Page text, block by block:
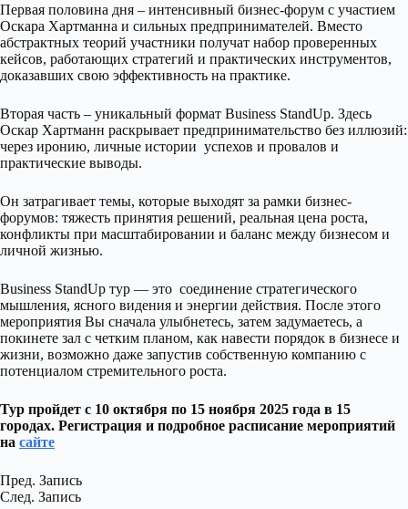
Первая половина дня – интенсивный бизнес-форум с участием
Оскара Хартманна и сильных предпринимателей. Вместо
абстрактных теорий участники получат набор проверенных
кейсов, работающих стратегий и практических инструментов,
доказавших свою эффективность на практике.
Вторая часть – уникальный формат Business StandUp. Здесь
Оскар Хартманн раскрывает предпринимательство без иллюзий:
через иронию, личные истории успехов и провалов и
практические выводы.
Он затрагивает темы, которые выходят за рамки бизнес-
форумов: тяжесть принятия решений, реальная цена роста,
конфликты при масштабировании и баланс между бизнесом и
личной жизнью.
Business StandUp тур — это соединение стратегического
мышления, ясного видения и энергии действия. После этого
мероприятия Вы сначала улыбнетесь, затем задумаетесь, а
покинете зал с четким планом, как навести порядок в бизнесе и
жизни, возможно даже запустив собственную компанию с
потенциалом стремительного роста.
Тур пройдет с 10 октября по 15 ноября 2025 года в 15
городах. Регистрация и подробное расписание мероприятий
на сайте
Пред. Запись
След. Запись